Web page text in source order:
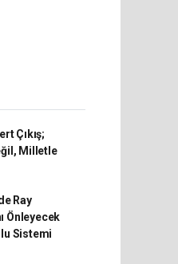
Çıkış;
Milletle
Ray
Önleyecek
Sistemi